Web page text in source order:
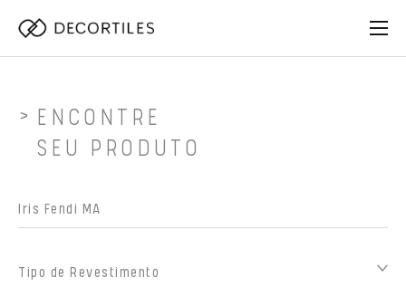
ENCONTRE
SEU PRODUTO
Tipo de Revestimento